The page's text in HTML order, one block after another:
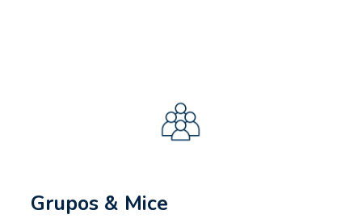
Grupos & Mice